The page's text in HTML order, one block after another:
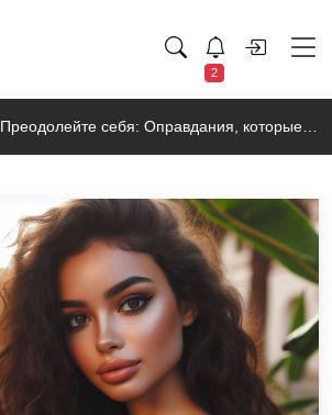
2
Преодолейте себя: Оправдания, которые мешают вам достигать целей